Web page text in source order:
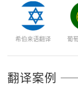
希伯来语翻译 葡
翻译案例